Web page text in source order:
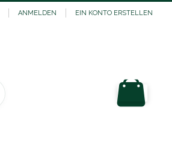
ANMELDEN EIN KONTO ERSTELLEN